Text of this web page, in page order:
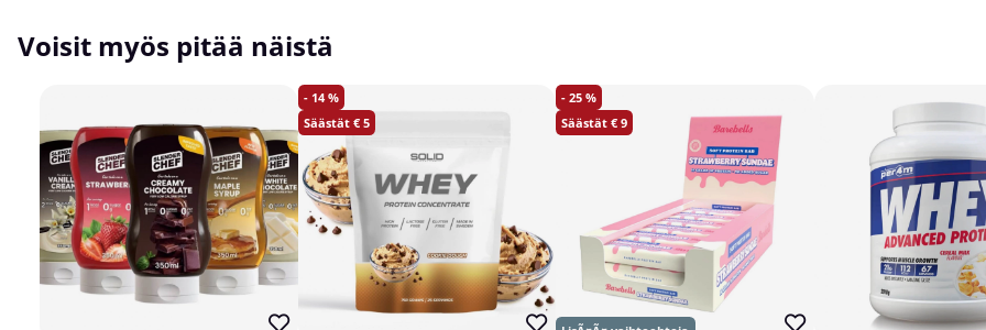
Voisit myös pitää näistä
14
5
25
9